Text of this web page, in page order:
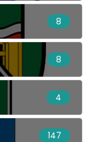
8
8
4
147